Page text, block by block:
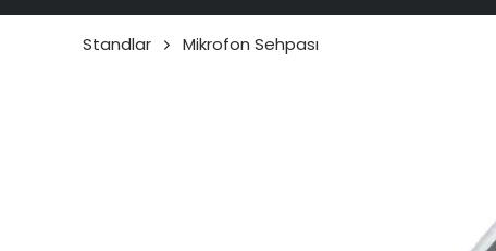
Standlar Mikrofon Sehpası